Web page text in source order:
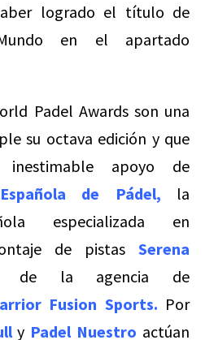
logrado el título de
en el apartado
Padel Awards son una
su octava edición y que
apoyo de
de Pádel, la
especializada en
de pistas Serena
de la agencia de
Fusion Sports. Por
y Padel Nuestro actúan